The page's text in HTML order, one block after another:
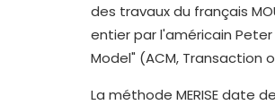
des travaux du français
entier par l'américain
Model" (ACM, Transaction
La méthode MERISE date